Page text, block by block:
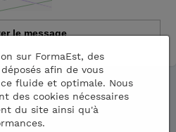
sur FormaEst, des
afin de vous
fluide et optimale. Nous
des cookies nécessaires
du site ainsi qu'à